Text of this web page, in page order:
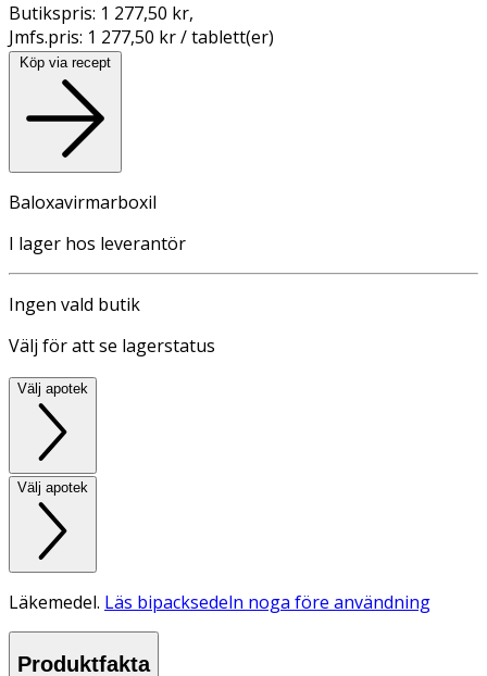
Butikspris: 1 277,50 kr,
Jmfs.pris: 1 277,50 kr / tablett(er)
Köp via recept
Baloxavirmarboxil
I lager hos leverantör
Ingen vald butik
Välj för att se lagerstatus
Välj apotek
Välj apotek
Läkemedel. Läs bipacksedeln noga före användning
Produktfakta